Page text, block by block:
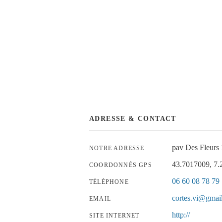
ADRESSE & CONTACT
NOTRE ADRESSE pav Des Fleurs
COORDONNÉS GPS 43.7017009,
TÉLÉPHONE 06 60 08 78 79
EMAIL
SITE INTERNET http://